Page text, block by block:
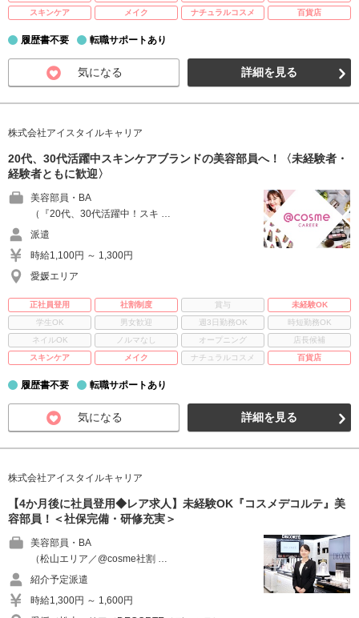
スキンケア
メイク ナチュラルコスメ 百貨店
履歴書不要 転職サポートあり
気になる 詳細を見る
株式会社アイスタイルキャリア
20代、30代活躍中スキンケアブランドの美容部員へ！〈未経験者・
経験者ともに歓迎〉
美容部員・BA
（『20代、30代活躍中！スキ …
派遣
時給1,100円 ～ 1,300円
愛媛エリア
正社員登用 社割制度 賞与
未経験OK
学生OK
男女歓迎 週3日勤務OK
時短勤務OK
ネイルOK
ノルマなし オープニング
店長候補
スキンケア
メイク ナチュラルコスメ 百貨店
履歴書不要 転職サポートあり
気になる 詳細を見る
株式会社アイスタイルキャリア
【4か月後に社員登用◆レア求人】未経験OK『コスメデコルテ』美
容部員！＜社保完備・研修充実＞
美容部員・BA
（松山エリア／@cosme社割 …
紹介予定派遣
時給1,300円 ～ 1,600円